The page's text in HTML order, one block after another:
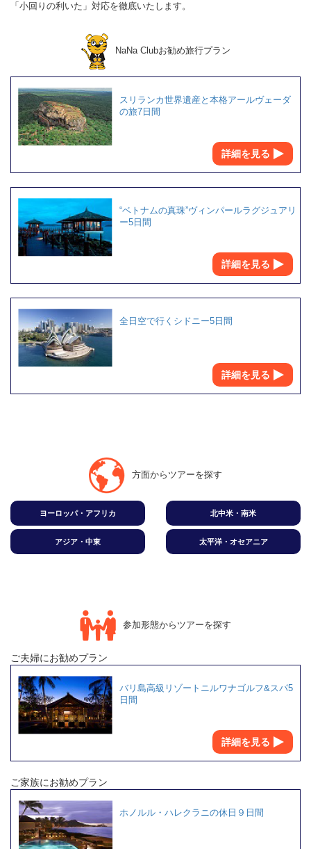
「小回りの利いた」対応を徹底いたします。
NaNa Clubお勧め旅行プラン
スリランカ世界遺産と本格アールヴェーダ
の旅7日間
詳細を見る
“ベトナムの真珠”ヴィンパールラグジュアリ
ー5日間
詳細を見る
全日空で行くシドニー5日間
詳細を見る
方面からツアーを探す
ヨーロッパ・アフリカ 北中米・南米
アジア・中東 太平洋・オセアニア
参加形態からツアーを探す
ご夫婦にお勧めプラン
バリ島高級リゾートニルワナゴルフ&スパ5
日間
詳細を見る
ご家族にお勧めプラン
ホノルル・ハレクラニの休日９日間